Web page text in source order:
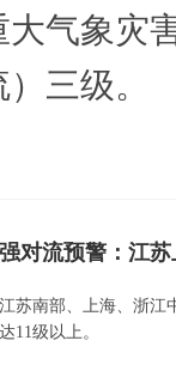
气象灾
三级。
强对流预警：江
江苏南部、上海、浙江
达11级以上。